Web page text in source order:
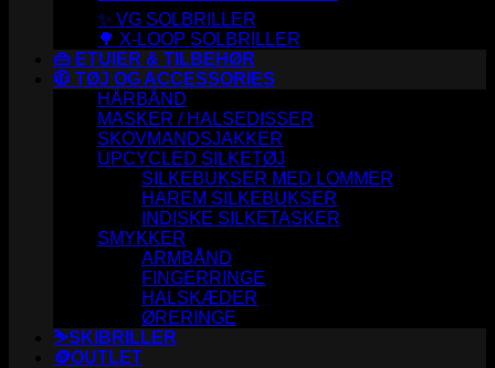
✨ VG SOLBRILLER
🌳 X-LOOP SOLBRILLER
👜 ETUIER & TILBEHØR
🧥 TØJ OG ACCESSORIES
HÅRBÅND
MASKER / HALSEDISSER
SKOVMANDSJAKKER
UPCYCLED SILKETØJ
SILKEBUKSER MED LOMMER
HAREM SILKEBUKSER
INDISKE SILKETASKER
SMYKKER
ARMBÅND
FINGERRINGE
HALSKÆDER
ØRERINGE
⛷️SKIBRILLER
🪙OUTLET